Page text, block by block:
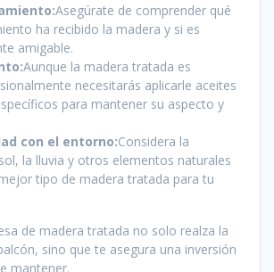
Asegúrate de comprender qué
ha recibido la madera y si es
amigable.
Aunque la madera tratada es
necesitarás aplicarle aceites
para mantener su aspecto y
con el entorno:Considera la
la lluvia y otros elementos naturales
tipo de madera tratada para tu
de madera tratada no solo realza la
sino que te asegura una inversión
mantener.